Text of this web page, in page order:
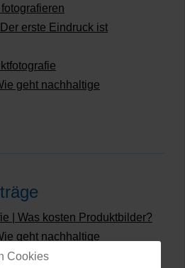
erste Eindruck ist
geht nachhaltige
| Was kosten Produktbilder?
geht nachhaltige
Cookies